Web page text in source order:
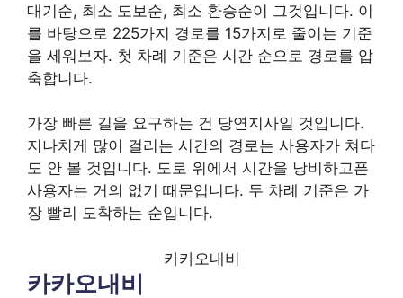
대기순, 최소 도보순, 최소 환승순이 그것입니다. 이
를 바탕으로 225가지 경로를 15가지로 줄이는 기준
을 세워보자. 첫 차례 기준은 시간 순으로 경로를 압
축합니다.
가장 빠른 길을 요구하는 건 당연지사일 것입니다.
지나치게 많이 걸리는 시간의 경로는 사용자가 쳐다
도 안 볼 것입니다. 도로 위에서 시간을 낭비하고픈
사용자는 거의 없기 때문입니다. 두 차례 기준은 가
장 빨리 도착하는 순입니다.
카카오내비
카카오내비